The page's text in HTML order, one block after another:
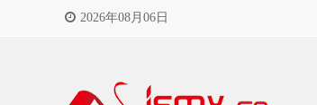
2026年08月06日